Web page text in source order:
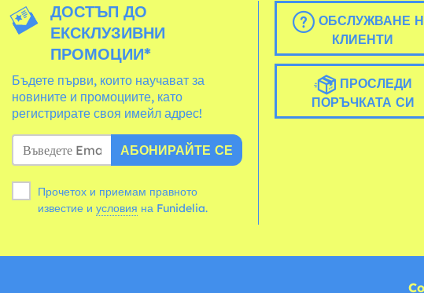
ДОСТЪП ДО
ЕКСКЛУЗИВНИ
ПРОМОЦИИ*
Бъдете първи, които научават за
новините и промоциите, като
регистрирате своя имейл адрес!
АБОНИРАЙТЕ СЕ
Прочетох и приемам правното
известие и условия на Funidelia.
ОБСЛУЖВАНЕ
КЛИЕНТИ
ПРОСЛЕДИ
ПОРЪЧКАТА СИ